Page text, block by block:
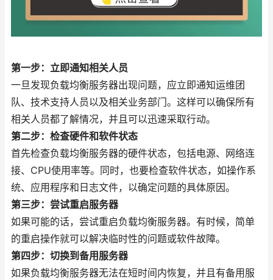
第一步：立即通知相关人员
一旦发现负载均衡服务器出现问题，应立即通知运维团
队、技术支持人员以及相关业务部门。这样可以确保所有
相关人员都了解情况，并且可以迅速采取行动。
第二步：检查硬件和软件状态
首先检查负载均衡服务器的硬件状态，包括电源、网络连
接、CPU使用率等。同时，也要检查软件状态，如操作系
统、应用程序和日志文件，以确定问题的具体原因。
第三步：尝试重启服务器
如果可能的话，尝试重启负载均衡服务器。有时候，简单
的重启操作就可以解决临时性的问题或软件故障。
第四步：切换到备用服务器
如果负载均衡服务器无法在短时间内恢复，并且有备用服